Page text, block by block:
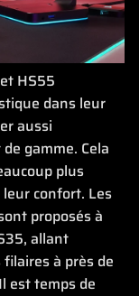
HS55
dans leur
aussi
gamme. Cela
plus
confort. Les
proposés à
allant
à près de
est temps de